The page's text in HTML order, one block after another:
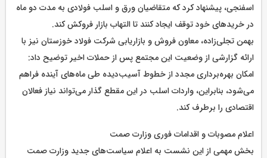
اسفنجی، پیشنهاد کرد که متقاضیان ورق و اسلب فولادی به مدت دو ماه
در خریدهای خود توقف ایجاد کنند تا التهاب بازار فروکش کند.
بهمن تجلی‌زاده، معاون فروش و بازاریابی شرکت فولاد خوزستان نیز با
ارائه گزارشی از وضعیت این مجتمع پس از حملات اخیر توضیح داد:
امکان بهره‌برداری مجدد از خطوط آسیب‌دیده طی ماه‌‌های آینده فراهم
می‌شود، بنابراین، واردات اسلب در این مقطع گذار می‌تواند نیاز فعالان
اقتصادی را برطرف کند.
اعلام مصوبات و اقدامات فوری وزارت صمت
بخش مهمی از این نشست به اعلام سیاست‌های جدید وزارت صمت